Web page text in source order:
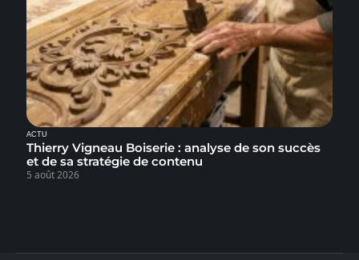
ACTU
Thierry Vigneau Boiserie : analyse de son succès
et de sa stratégie de contenu
5 août 2026